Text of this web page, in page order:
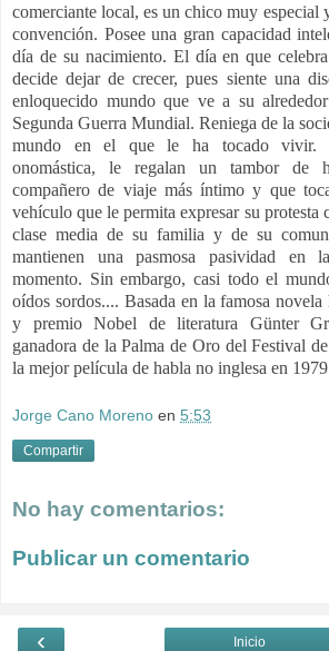
comerciante local, es un chico muy especial
convención. Posee una gran capacidad
día de su nacimiento. El día en que
decide dejar de crecer, pues siente una
enloquecido mundo que ve a su
Segunda Guerra Mundial. Reniega de la
mundo en el que le ha tocado vivir.
onomástica, le regalan un tambor de
compañero de viaje más íntimo y que
vehículo que le permita expresar su protesta
clase media de su familia y de su
mantienen una pasmosa pasividad en
momento. Sin embargo, casi todo el
oídos sordos.... Basada en la famosa
y premio Nobel de literatura Günter
ganadora de la Palma de Oro del Festival
la mejor película de habla no inglesa en
Jorge Cano Moreno en 5:53
Compartir
No hay comentarios:
Publicar un comentario
‹ Inicio